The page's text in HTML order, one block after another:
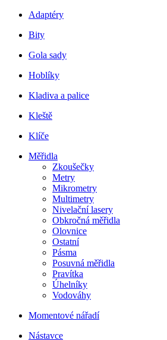
Adaptéry
Bity
Gola sady
Hoblíky
Kladiva a palice
Kleště
Klíče
Měřidla
Zkoušečky
Metry
Mikrometry
Multimetry
Nivelační lasery
Obkročná měřidla
Olovnice
Ostatní
Pásma
Posuvná měřidla
Pravítka
Úhelníky
Vodováhy
Momentové nářadí
Nástavce